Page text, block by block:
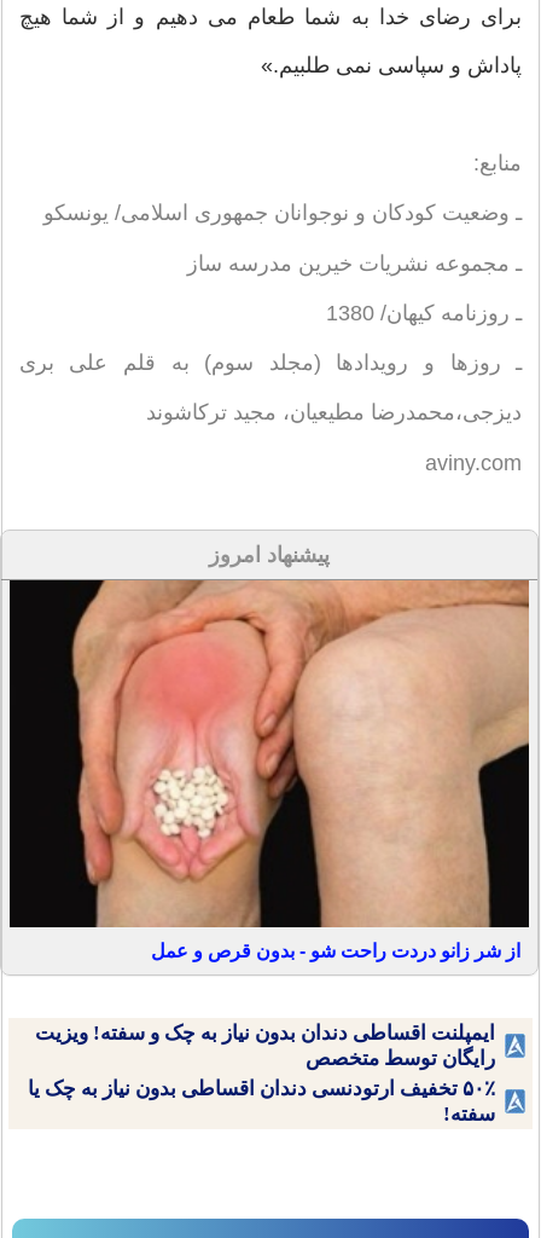
برای رضای خدا به شما طعام می دهیم و از شما هیچ
پاداش و سپاسی نمی طلبیم.»
منابع:
ـ وضعیت كودكان و نوجوانان جمهوری اسلامی/ یونسكو
ـ مجموعه نشریات خیرین مدرسه ساز
ـ روزنامه كیهان/ 1380
ـ روزها و رویدادها (مجلد سوم) به قلم علی بری
دیزجی،‌محمدرضا مطیعیان، مجید تركاشوند
aviny.com
پیشنهاد امروز
از شر زانو دردت راحت شو - بدون قرص و عمل
ایمپلنت اقساطی دندان بدون نیاز به چک و سفته! ویزیت
رایگان توسط متخصص
۵۰٪ تخفیف ارتودنسی دندان اقساطی بدون نیاز به چک یا
سفته!